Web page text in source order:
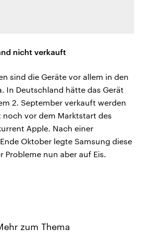
nicht verkauft
sind die Geräte vor allem in den
In Deutschland hätte das Gerät
2. September verkauft werden
vor dem Marktstart des
Apple. Nach einer
Oktober legte Samsung diese
Probleme nun aber auf Eis.
zum Thema